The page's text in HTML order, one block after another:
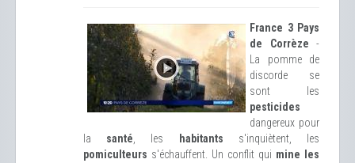
France 3 Pays
de Corrèze -
La pomme de
discorde se
sont les
pesticides
dangereux pour
la santé , les habitants s'inquiètent, les
pomiculteurs s'échauffent. Un conflit qui mine les